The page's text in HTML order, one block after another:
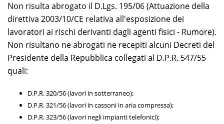
Non risulta abrogato il D.Lgs. 195/06 (Attuazione della
direttiva 2003/10/CE relativa all'esposizione dei
lavoratori ai rischi derivanti dagli agenti fisici - Rumore).
Non risultano ne abrogati ne recepiti alcuni Decreti del
Presidente della Repubblica collegati al D.P.R. 547/55
quali:
D.P.R. 320/56 (lavori in sotterraneo);
D.P.R. 321/56 (lavori in cassoni in aria compressa);
D.P.R. 323/56 (lavori negli impianti telefonici);